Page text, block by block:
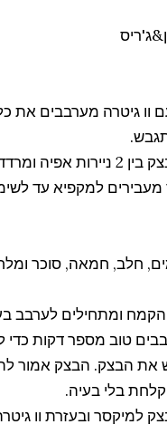
וו גיטרה מערבבים את
למקפיא עד
חלב, חמאה, סוכר
הקמח ומתחילים לערבב
טוב מספר דקות
את הבצק. הבצק אמור
בלי בעיה.
למיקסר ובעזרת וו